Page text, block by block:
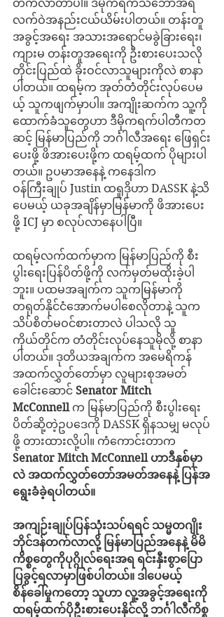
တက်လာတာပါ။ ဒီမိုကရက်သဘောအရ
လက်ဝဲအနည်းငယ်ယိမ်းပါတယ်။ တန်းတူ
အခွင့်အရေး အသားအရောင်မခွဲခြားရေး၊
ကျားမ တန်းတူအရေးကို ဦးစားပေးသလို
တိုင်းပြည်ထဲ ခိုးဝင်လာသူများကိုလဲ စာနာ
ပါတယ်။ ထရမ့်က အုတ်တံတိုင်းလုပ်ပေမ
ယ့် သူကဖျက်မှာပါ။ အကျိုးဆက်က သူ့ကို
ထောက်ခံသူတွေဟာ ဒီမိုကရက်ပါတီကတ
ဆင့် မြန်မာပြည်ကို ဘင်္ဂါလီအရေး ဖြေရှင်း
ပေးဖို့ ဖိအားပေးဖို့က ထရမ့်ထက် ပိုများပါ
တယ်။ ဥပမာအနေနဲ့ ကနေဒါက
ဝန်ကြီးချုပ် Justin ထရူဒိုဟာ DASSK နဲ့သိ
ပေမယ့် ယခုအချိန်မှာမြန်မာကို ဖိအားပေး
ဖို့ ICJ မှာ စလုပ်လာနေပါပြီ။
ထရမ့်လက်ထက်မှာက မြန်မာပြည်ကို စီး
ပွါးရေးပြန်ပိတ်ဖို့ကို လက်မှတ်မထိုးခဲ့ပါ
ဘူး။ ပထမအချက်က သူကမြန်မာကို
တရုတ်နိုင်ငံအောက်မပါစေလိုတာနဲ့ သူက
သိပ်စိတ်မဝင်စားတာလဲ ပါသလို သူ
ကိုယ်တိုင်က တံတိုင်းလုပ်နေသူမိုလို့ စာနာ
ပါတယ်။ ဒုတိယအချက်က အမေရိကန်
အထက်လွှတ်တော်မှာ လူများစုအမတ်
ခေါင်းဆောင် Senator Mitch
McConnell က မြန်မာပြည်ကို စီးပွါးရေး
ပိတ်ဆို့တဲ့ဥပဒေကို DASSK ရှိနသမျှ မလုပ်
ဖို့ တားထားလို့ပါ။ ကံကောင်းတာက
Senator Mitch McConnell ဟာဒီနှစ်မှာ
လဲ အထက်လွှတ်တော်အမတ်အနေနဲ့ ပြန်အ
ရွေးခံခဲ့ရပါတယ်။
အကျဉ်းချုပ်ပြန်သုံးသပ်ရရင် သမ္မတဂျိုး
ဘိုင်ဒန်တက်လာလို့ မြန်မာပြည်အနေနဲ့ မိမိ
ကိစ္စတွေကိုပုဂ္ဂိုလ်ရေးအရ ရင်းနှီးစွာပြော
ပြခွင့်ရလာမှာဖြစ်ပါတယ်။ ဒါပေမယ့်
စိန်ခေါ်မှုကတော့ သူဟာ လူ့အခွင့်အရေးကို
ထရမ့်ထက်ပိုဦးစားပေးနိုင်လို့ ဘင်္ဂါလီကိစ္စ